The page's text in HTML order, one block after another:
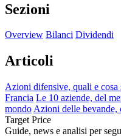
Sezioni
Overview Bilanci Dividendi
Articoli
Azioni difensive, quali e cosa
Francia Le 10 aziende, del
mondo Azioni delle bevande,
Target Price
Guide, news e analisi per